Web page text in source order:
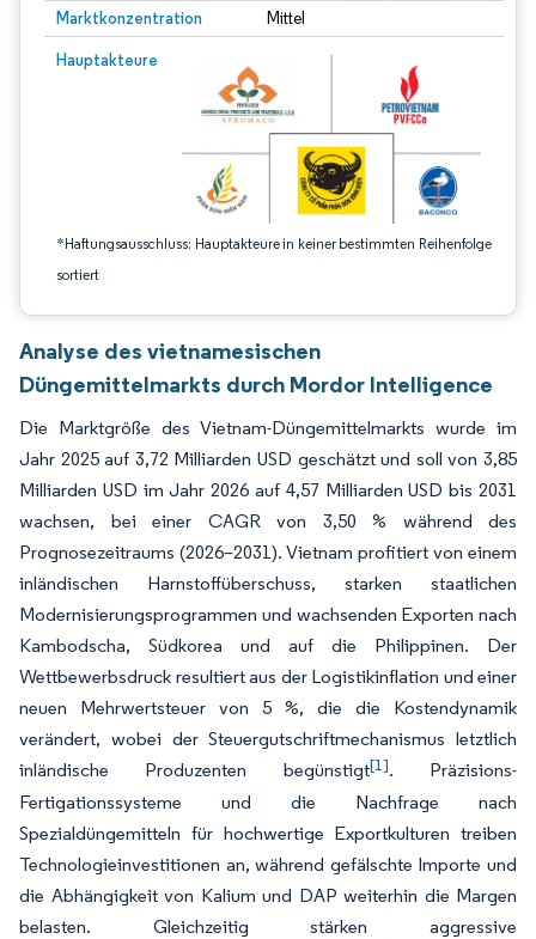
Marktkonzentration Mittel
Hauptakteure
*Haftungsausschluss: Hauptakteure in keiner bestimmten Reihenfolge
sortiert
Bild © Mordor Intelligence. Wiederverwendung erfordert Namensnennung
Analyse des vietnamesischen
Düngemittelmarkts durch Mordor Intelligence
Die Marktgröße des Vietnam-Düngemittelmarkts wurde im
Jahr 2025 auf 3,72 Milliarden USD geschätzt und soll von 3,85
Milliarden USD im Jahr 2026 auf 4,57 Milliarden USD bis 2031
wachsen, bei einer CAGR von 3,50 % während des
Prognosezeitraums (2026–2031). Vietnam profitiert von einem
inländischen Harnstoffüberschuss, starken staatlichen
Modernisierungsprogrammen und wachsenden Exporten nach
Kambodscha, Südkorea und auf die Philippinen. Der
Wettbewerbsdruck resultiert aus der Logistikinflation und einer
neuen Mehrwertsteuer von 5 %, die die Kostendynamik
verändert, wobei der Steuergutschriftmechanismus letztlich
inländische Produzenten begünstigt[1]. Präzisions-
Fertigationssysteme und die Nachfrage nach
Spezialdüngemitteln für hochwertige Exportkulturen treiben
Technologieinvestitionen an, während gefälschte Importe und
die Abhängigkeit von Kalium und DAP weiterhin die Margen
belasten. Gleichzeitig stärken aggressive